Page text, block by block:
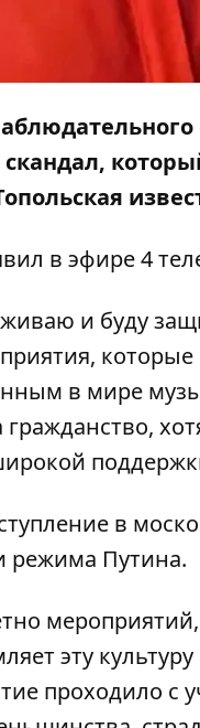
в эфире4
и буду
в мире
в
режима Путина.
эту
проходило с